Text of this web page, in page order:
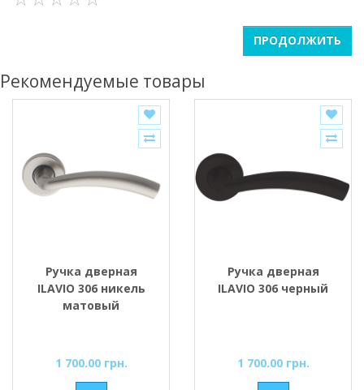
ПРОДОЛЖИТЬ
Рекомендуемые товары
Ручка дверная
ILAVIO 306 никель
матовый
1 700.00 грн.
Ручка дверная
ILAVIO 306 черный
1 700.00 грн.